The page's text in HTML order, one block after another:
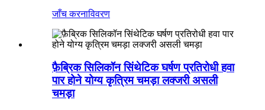
जाँच करनाविवरण
फ़ैब्रिक सिलिकॉन सिंथेटिक घर्षण प्रतिरोधी हवा
पार होने योग्य कृत्रिम चमड़ा लक्जरी असली
चमड़ा